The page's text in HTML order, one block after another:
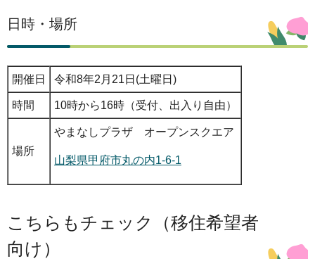
日時・場所
開催日 令和8年2月21日(土曜日)
時間 10時から16時（受付、出入り自由）
場所
やまなしプラザ オープンスクエア
山梨県甲府市丸の内1-6-1
こちらもチェック（移住希望者
向け）